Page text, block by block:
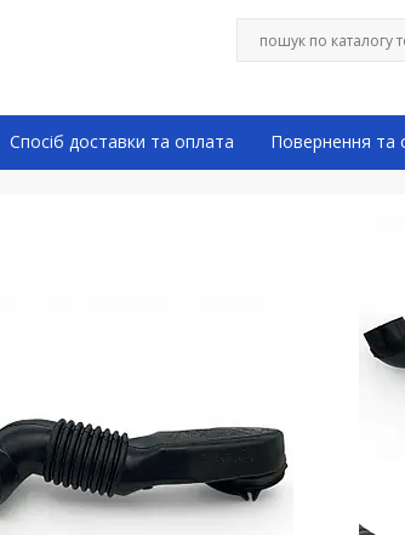
Спосіб доставки та оплата Повернення та